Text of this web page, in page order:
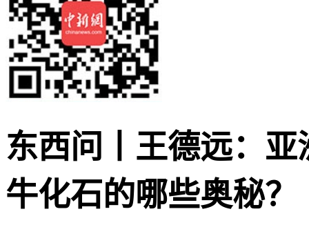
东西问丨王德远：
牛化石的哪些奥秘？